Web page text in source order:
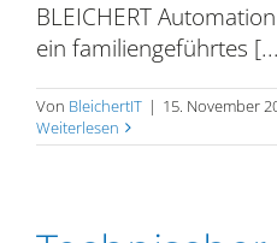
BLEICHERT
ein familiengeführtes
Von BleichertIT | 15. November
Weiterlesen